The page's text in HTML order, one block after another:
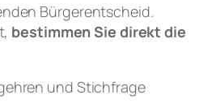
Bürgerentscheid.
bestimmen Sie direkt die
und Stichfrage